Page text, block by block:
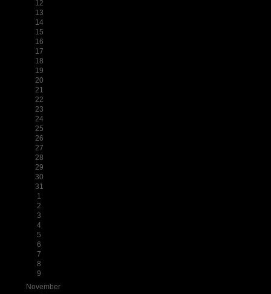
12
13
14
15
16
17
18
19
20
21
22
23
24
25
26
27
28
29
30
31
1
2
3
4
5
6
7
8
9
November